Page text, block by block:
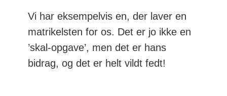
Vi har eksempelvis en, der laver en
matrikelsten for os. Det er jo ikke en
’skal-opgave’, men det er hans
bidrag, og det er helt vildt fedt!